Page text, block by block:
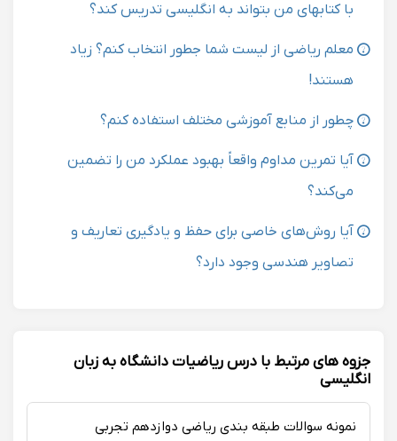
با کتابهای من بتواند به انگلیسی تدریس کند؟
معلم ریاضی از لیست شما جطور انتخاب کنم؟ زیاد
هستند!
چطور از منابع آموزشی مختلف استفاده کنم؟
آیا تمرین مداوم واقعاً بهبود عملکرد من را تضمین
می‌کند؟
آیا روش‌های خاصی برای حفظ و یادگیری تعاریف و
تصاویر هندسی وجود دارد؟
جزوه های مرتبط با درس ریاضیات دانشگاه به زبان
انگلیسی
نمونه سوالات طبقه بندی ریاضی دوازدهم تجربی